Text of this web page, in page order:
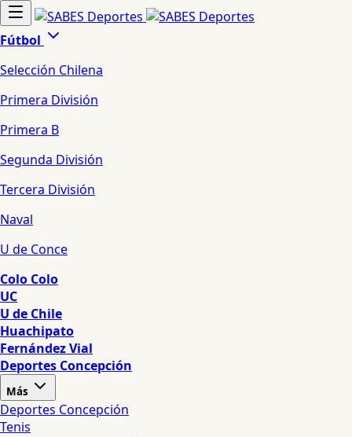
Fútbol
Selección Chilena
Primera División
Primera B
Segunda División
Tercera División
Naval
U de Conce
Colo Colo
UC
U de Chile
Huachipato
Fernández Vial
Deportes Concepción
Más
Deportes Concepción
Tenis